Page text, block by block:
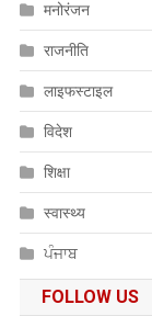
मनोरंजन
राजनीति
लाइफस्टाइल
विदेश
शिक्षा
स्वास्थ्य
ਪੰਜਾਬ
FOLLOW US